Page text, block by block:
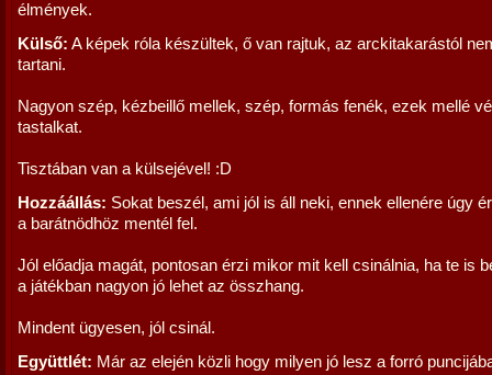
élmények.
Külső: A képek róla készültek, ő van rajtuk, az arckitakarástól
tartani.
Nagyon szép, kézbeillő mellek, szép, formás fenék, ezek mellé
tastalkat.
Tisztában van a külsejével! :D
Hozzáállás: Sokat beszél, ami jól is áll neki, ennek ellenére úgy
a barátnödhöz mentél fel.
Jól előadja magát, pontosan érzi mikor mit kell csinálnia, ha te is
a játékban nagyon jó lehet az összhang.
Mindent ügyesen, jól csinál.
Együttlét: Már az elején közli hogy milyen jó lesz a forró